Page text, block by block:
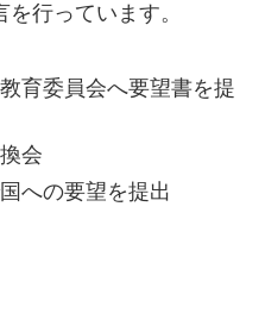
行っています。
育委員会へ要望書を提
会
への要望を提出